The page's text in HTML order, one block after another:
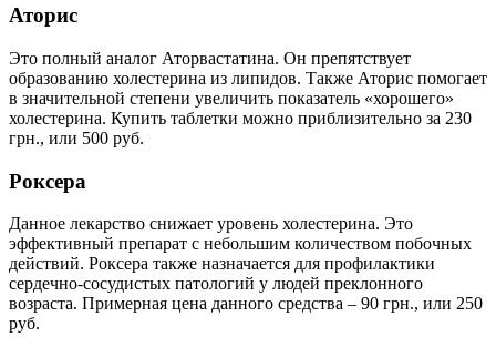
Аторис
Это полный аналог Аторвастатина. Он препятствует
образованию холестерина из липидов. Также Аторис помогает
в значительной степени увеличить показатель «хорошего»
холестерина. Купить таблетки можно приблизительно за 230
грн., или 500 руб.
Роксера
Данное лекарство снижает уровень холестерина. Это
эффективный препарат с небольшим количеством побочных
действий. Роксера также назначается для профилактики
сердечно-сосудистых патологий у людей преклонного
возраста. Примерная цена данного средства – 90 грн., или 250
руб.